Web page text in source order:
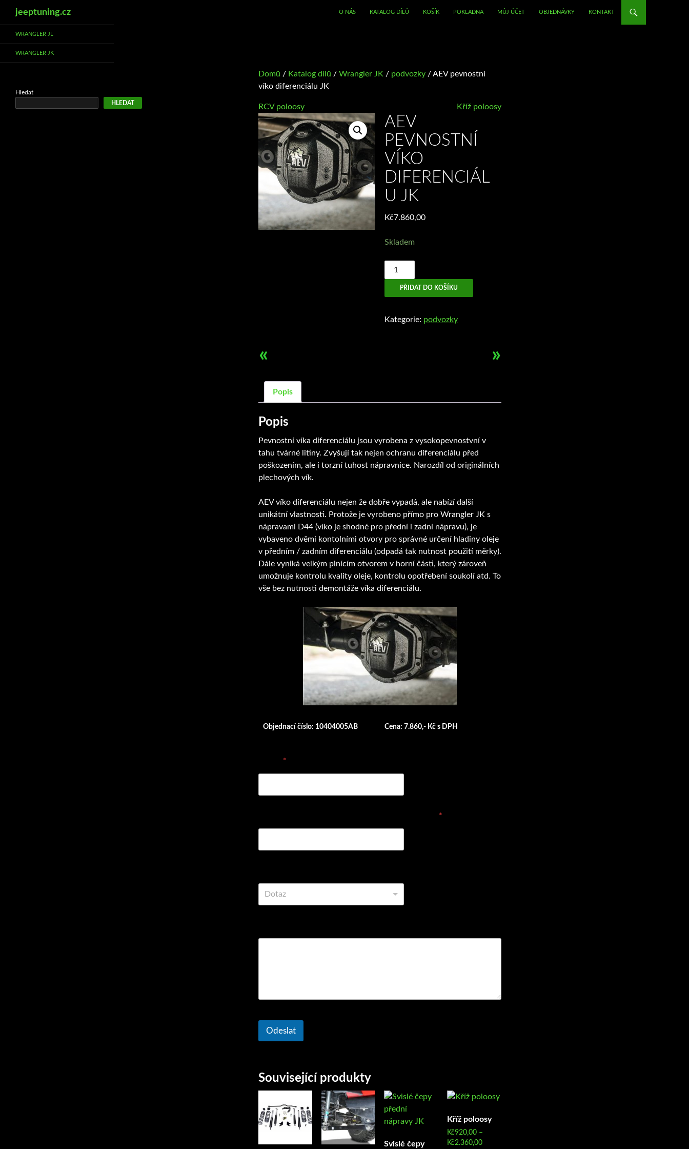
Přejít
k
obsahu
jeeptuning.cz O NÁS KATALOG DÍLŮ KOŠÍK POKLADNA MŮJ ÚČET OBJEDNÁVKY KONTAKT
Domů / Katalog dílů / Wrangler JK / podvozky / AEV pevnostní
víko diferenciálu JK
RCV poloosy Kříž poloosy
AEV
PEVNOSTNÍ
VÍKO
DIFERENCIÁL
U JK
Kč7.860,00
Skladem
AEV
pevnostní
JK
PŘIDAT DO KOŠÍKU
Kategorie: podvozky
« »
Popis
Popis
Pevnostní víka diferenciálu jsou vyrobena z vysokopevnostvní v
tahu tvárné litiny. Zvyšují tak nejen ochranu diferenciálu před
poškozením, ale i torzní tuhost nápravnice. Narozdíl od originálních
plechových vík.
AEV víko diferenciálu nejen že dobře vypadá, ale nabízí další
unikátní vlastnosti. Protože je vyrobeno přímo pro Wrangler JK s
nápravami D44 (víko je shodné pro přední i zadní nápravu), je
vybaveno dvěmi kontolními otvory pro správné určení hladiny oleje
v předním / zadním diferenciálu (odpadá tak nutnost použití měrky).
Dále vyniká velkým plnícím otvorem v horní části, který zároveň
umožnuje kontrolu kvality oleje, kontrolu opotřebení soukolí atd. To
vše bez nutnosti demontáže víka diferenciálu.
Objednací číslo: 10404005AB Cena: 7.860,- Kč s DPH
*
*
Dotaz
Odeslat
Související produkty
Svislé čepy
Kříž poloosy
Kč920,00 –
Kč2.360,00Rozpětí
WRANGLER JL
WRANGLER JK
Hledat
HLEDAT